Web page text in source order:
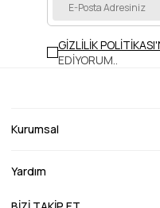
GİZLİLİK
EDİYORUM..
Kurumsal
Yardım